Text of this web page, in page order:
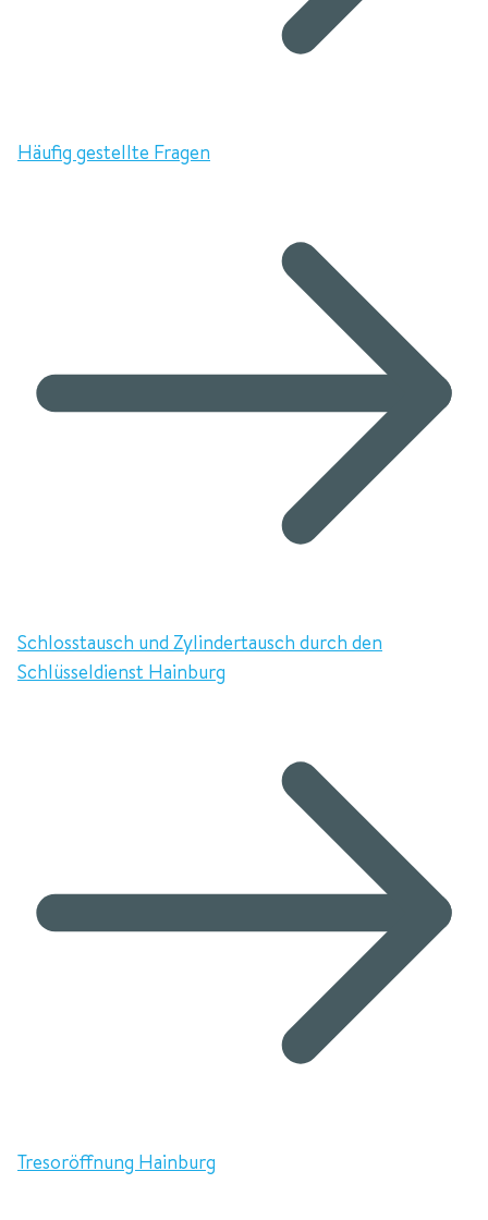
Häufig gestellte Fragen
Schlosstausch und Zylindertausch durch den
Schlüsseldienst Hainburg
Tresoröffnung Hainburg